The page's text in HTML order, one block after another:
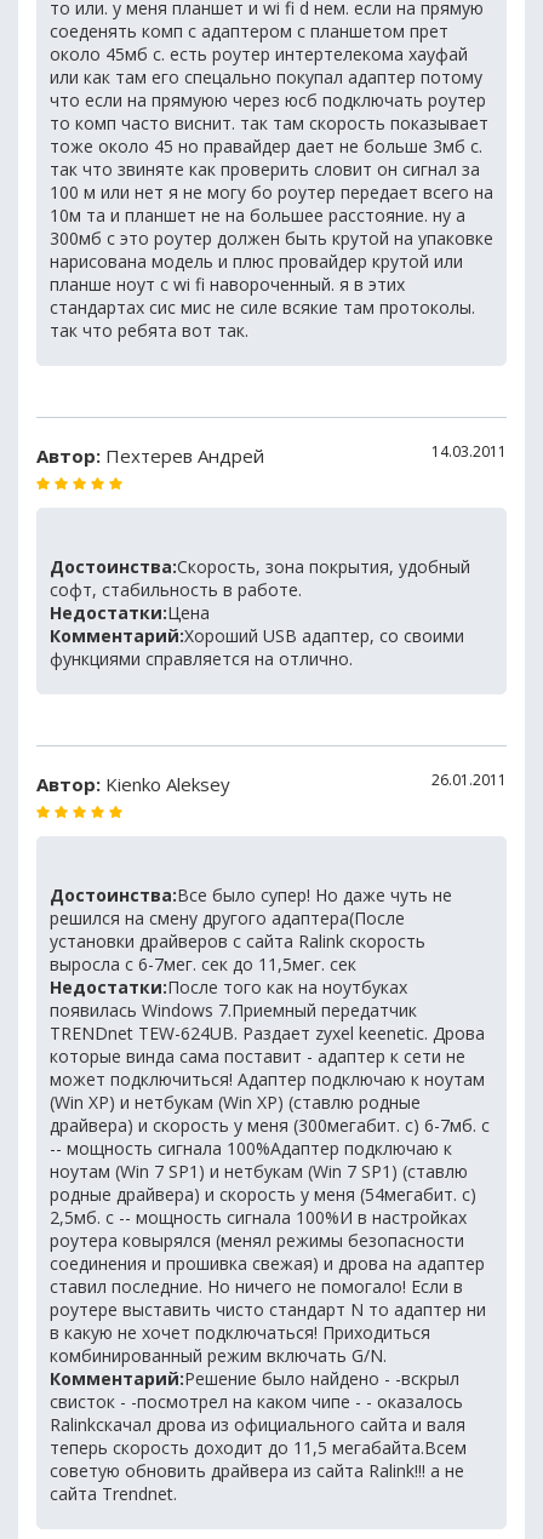
то или. у меня планшет и wi fi d нем. если на прямую
соеденять комп с адаптером с планшетом прет
около 45мб с. есть роутер интертелекома хауфай
или как там его спецально покупал адаптер потому
что если на прямуюю через юсб подключать роутер
то комп часто виснит. так там скорость показывает
тоже около 45 но правайдер дает не больше 3мб с.
так что звиняте как проверить словит он сигнал за
100 м или нет я не могу бо роутер передает всего на
10м та и планшет не на большее расстояние. ну а
300мб с это роутер должен быть крутой на упаковке
нарисована модель и плюс провайдер крутой или
планше ноут с wi fi навороченный. я в этих
стандартах сис мис не силе всякие там протоколы.
так что ребята вот так.
Автор: Пexтерев Андрей 14.03.2011
Достоинства:Скорость, зона покрытия, удобный
софт, стабильность в работе.
Недостатки:Цена
Комментарий:Хороший USB адаптер, со своими
функциями справляется на отлично.
Автор: Kienko Aleksey 26.01.2011
Достоинства:Все было супер! Но даже чуть не
решился на смену другого адаптера(После
установки драйверов с сайта Ralink скорость
выросла с 6-7мег. сек до 11,5мег. сек
Недостатки:После того как на ноутбуках
появилась Windows 7.Приемный передатчик
TRENDnet TEW-624UB. Раздает zyxel keenetic. Дрова
которые винда сама поставит - адаптер к сети не
может подключиться! Адаптер подключаю к ноутам
(Win XP) и нетбукам (Win XP) (ставлю родные
драйвера) и скорость у меня (300мегабит. с) 6-7мб. с
-- мощность сигнала 100%Адаптер подключаю к
ноутам (Win 7 SP1) и нетбукам (Win 7 SP1) (ставлю
родные драйвера) и скорость у меня (54мегабит. с)
2,5мб. с -- мощность сигнала 100%И в настройках
роутера ковырялся (менял режимы безопасности
соединения и прошивка свежая) и дрова на адаптер
ставил последние. Но ничего не помогало! Если в
роутере выставить чисто стандарт N то адаптер ни
в какую не хочет подключаться! Приходиться
комбинированный режим включать G/N.
Комментарий:Решение было найдено - -вскрыл
свисток - -посмотрел на каком чипе - - оказалось
Ralinkскачал дрова из официального сайта и валя
теперь скорость доходит до 11,5 мегабайта.Всем
советую обновить драйвера из сайта Ralink!!! а не
сайта Trendnet.